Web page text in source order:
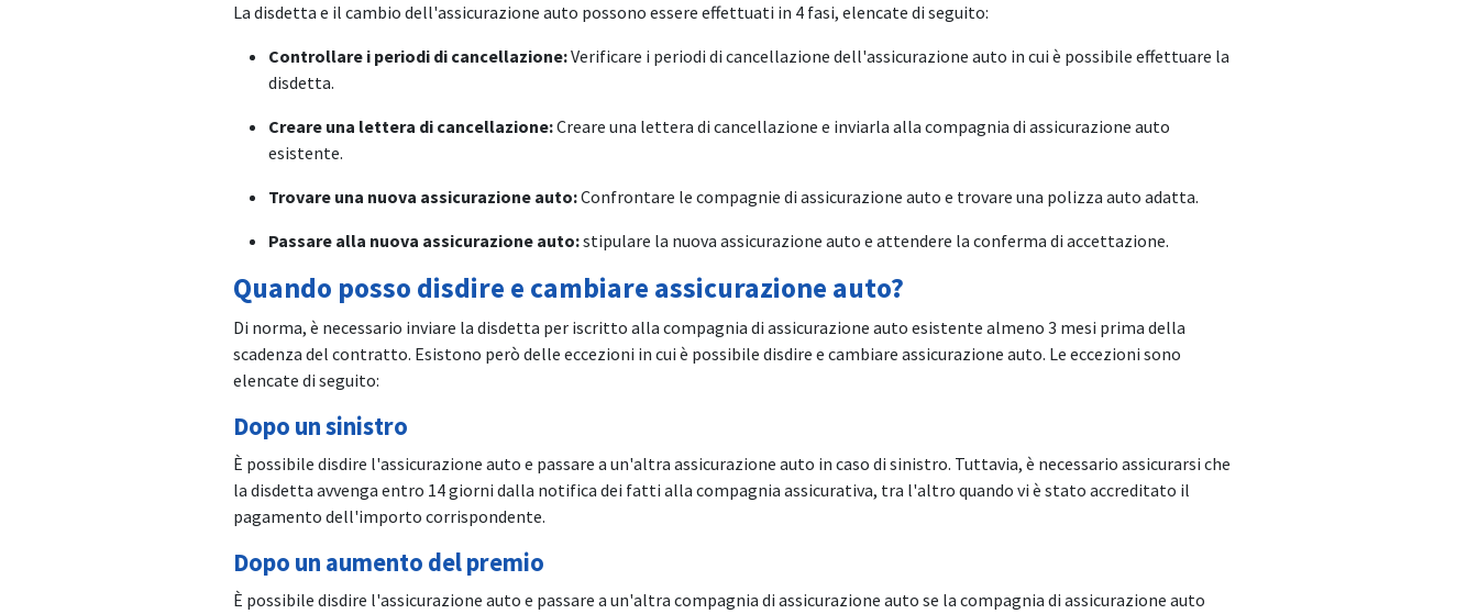
La disdetta e il cambio dell'assicurazione auto possono essere effettuati in 4 fasi, elencate di seguito:
Controllare i periodi di cancellazione:Verificare i periodi di cancellazione dell'assicurazione auto in cui è possibile effettuare la
disdetta.
Creare una lettera di cancellazione:Creare una lettera di cancellazione e inviarla alla compagnia di assicurazione auto
esistente.
Trovare una nuova assicurazione auto:Confrontare le compagnie di assicurazione auto e trovare una polizza auto adatta.
Passare alla nuova assicurazione auto:stipulare la nuova assicurazione auto e attendere la conferma di accettazione.
Quando posso disdire e cambiare assicurazione auto?
Di norma, è necessario inviare la disdetta per iscritto alla compagnia di assicurazione auto esistente almeno 3 mesi prima della
scadenza del contratto. Esistono però delle eccezioni in cui è possibile disdire e cambiare assicurazione auto. Le eccezioni sono
elencate di seguito:
Dopo un sinistro
È possibile disdire l'assicurazione auto e passare a un'altra assicurazione auto in caso di sinistro. Tuttavia, è necessario assicurarsi che
la disdetta avvenga entro 14 giorni dalla notifica dei fatti alla compagnia assicurativa, tra l'altro quando vi è stato accreditato il
pagamento dell'importo corrispondente.
Dopo un aumento del premio
È possibile disdire l'assicurazione auto e passare a un'altra compagnia di assicurazione auto se la compagnia di assicurazione auto